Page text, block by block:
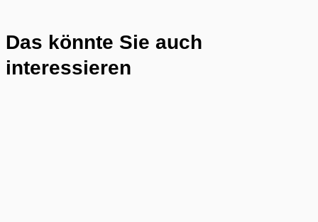
Das könnte Sie auch
interessieren